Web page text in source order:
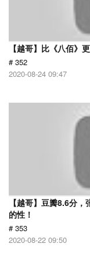
【越哥】比《八佰》
# 352
2020-08-24 09:47
【越哥】豆瓣8.6分
的性！
# 353
2020-08-22 09:50